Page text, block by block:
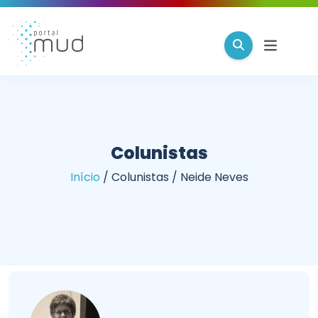
Colunistas
Início / Colunistas / Neide Neves